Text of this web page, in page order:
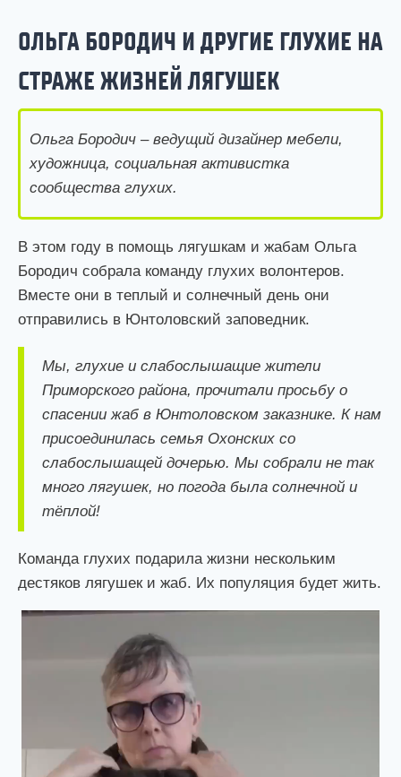
ОЛЬГА БОРОДИЧ И ДРУГИЕ ГЛУХИЕ НА
СТРАЖЕ ЖИЗНЕЙ ЛЯГУШЕК
Ольга Бородич – ведущий дизайнер мебели,
художница, социальная активистка
сообщества глухих.
В этом году в помощь лягушкам и жабам Ольга
Бородич собрала команду глухих волонтеров.
Вместе они в теплый и солнечный день они
отправились в Юнтоловский заповедник.
Мы, глухие и слабослышащие жители
Приморского района, прочитали просьбу о
спасении жаб в Юнтоловском заказнике. К нам
присоединилась семья Охонских со
слабослышащей дочерью. Мы собрали не так
много лягушек, но погода была солнечной и
тёплой!
Команда глухих подарила жизни нескольким
дестяков лягушек и жаб. Их популяция будет жить.